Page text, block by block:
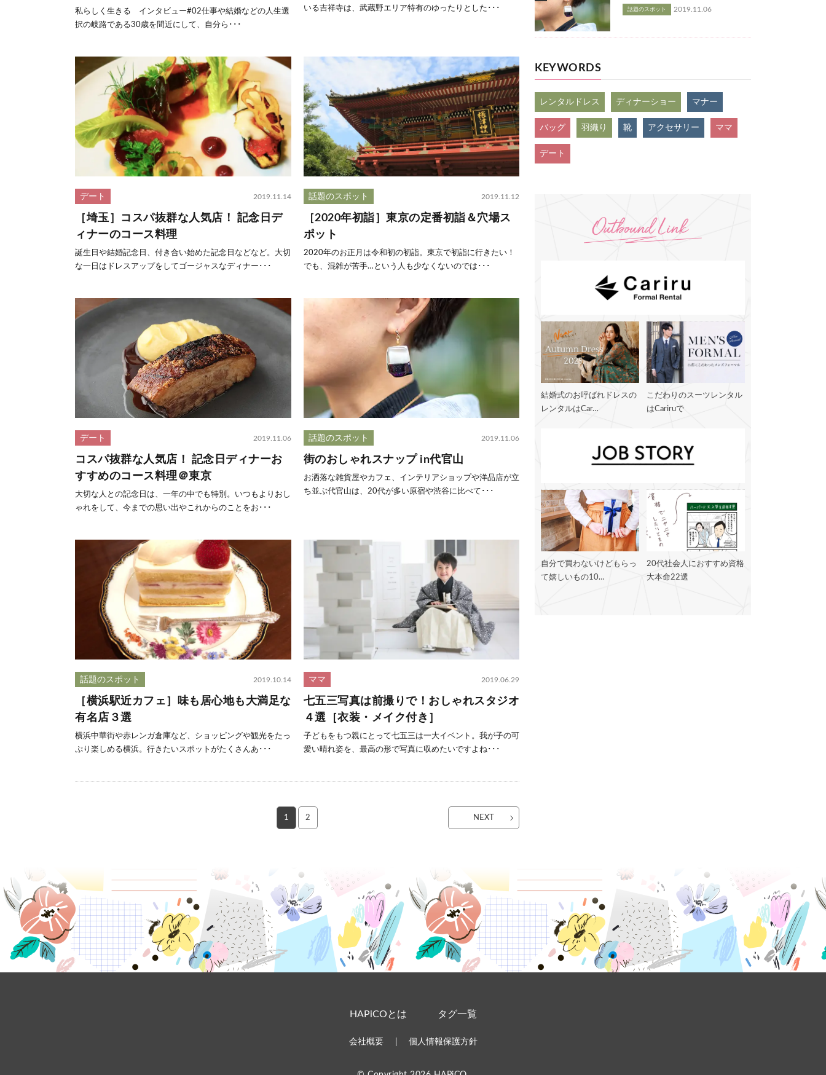
私らしく生きる インタビュー#02仕事や結婚などの人生選
択の岐路である30歳を間近にして、自分ら･･･
いる吉祥寺は、武蔵野エリア特有のゆったりとした･･･
デート 2019.11.14
［埼玉］コスパ抜群な人気店！ 記念日デ
ィナーのコース料理
誕生日や結婚記念日、付き合い始めた記念日などなど。大切
な一日はドレスアップをしてゴージャスなディナー･･･
話題のスポット 2019.11.12
［2020年初詣］東京の定番初詣＆穴場ス
ポット
2020年のお正月は令和初の初詣。東京で初詣に行きたい！
でも、混雑が苦手…という人も少なくないのでは･･･
デート 2019.11.06
コスパ抜群な人気店！ 記念日ディナーお
すすめのコース料理＠東京
大切な人との記念日は、一年の中でも特別。いつもよりおし
ゃれをして、今までの思い出やこれからのことをお･･･
話題のスポット 2019.11.06
街のおしゃれスナップ in代官山
お洒落な雑貨屋やカフェ、インテリアショップや洋品店が立
ち並ぶ代官山は、20代が多い原宿や渋谷に比べて･･･
話題のスポット 2019.10.14
［横浜駅近カフェ］味も居心地も大満足な
有名店３選
横浜中華街や赤レンガ倉庫など、ショッピングや観光をたっ
ぷり楽しめる横浜。行きたいスポットがたくさんあ･･･
ママ 2019.06.29
七五三写真は前撮りで！おしゃれスタジオ
４選［衣装・メイク付き］
子どもをもつ親にとって七五三は一大イベント。我が子の可
愛い晴れ姿を、最高の形で写真に収めたいですよね･･･
1 2 NEXT
話題のスポット 2019.11.06
KEYWORDS
レンタルドレス ディナーショー マナー
バッグ 羽織り 靴 アクセサリー ママ
デート
結婚式のお呼ばれドレスの
レンタルはCar…
こだわりのスーツレンタル
はCariruで
自分で買わないけどもらっ
て嬉しいもの10…
20代社会人におすすめ資格
大本命22選
HAPiCOとは タグ一覧
会社概要 個人情報保護方針